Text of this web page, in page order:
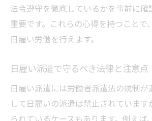
法令遵守を徹底しているかを事前に確
重要です。これらの心得を持つことで
日雇い労働を行えます。
日雇い派遣で守るべき法律と注意点
日雇い派遣には労働者派遣法の規制が
して日雇いの派遣は禁止されています